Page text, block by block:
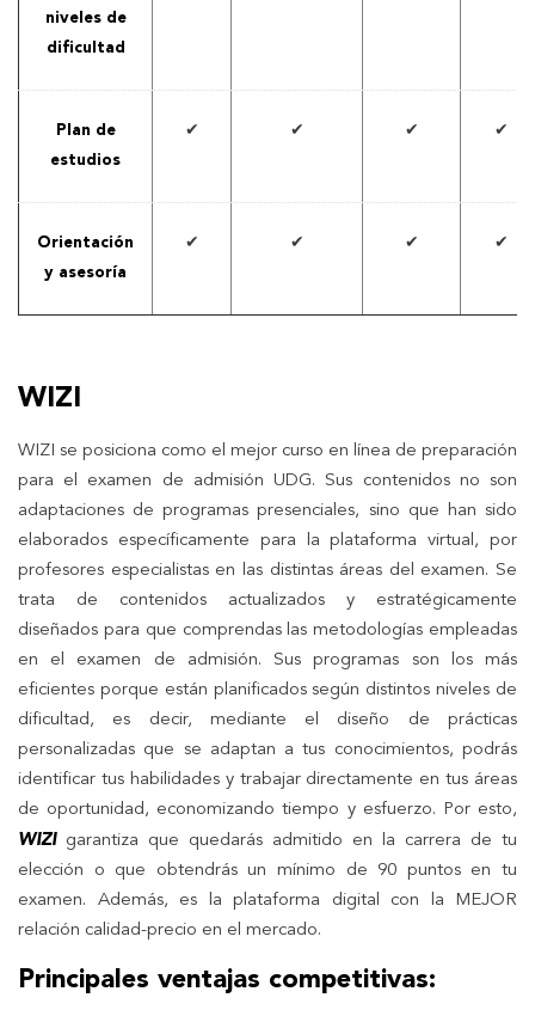
niveles de
dificultad
Plan de
estudios
✔ ✔ ✔ ✔
Orientación
y asesoría
✔ ✔ ✔ ✔
WIZI
WIZI se posiciona como el mejor curso en línea de preparación
para el examen de admisión UDG. Sus contenidos no son
adaptaciones de programas presenciales, sino que han sido
elaborados específicamente para la plataforma virtual, por
profesores especialistas en las distintas áreas del examen. Se
trata de contenidos actualizados y estratégicamente
diseñados para que comprendas las metodologías empleadas
en el examen de admisión. Sus programas son los más
eficientes porque están planificados según distintos niveles de
dificultad, es decir, mediante el diseño de prácticas
personalizadas que se adaptan a tus conocimientos, podrás
identificar tus habilidades y trabajar directamente en tus áreas
de oportunidad, economizando tiempo y esfuerzo. Por esto,
WIZI garantiza que quedarás admitido en la carrera de tu
elección o que obtendrás un mínimo de 90 puntos en tu
examen. Además, es la plataforma digital con la MEJOR
relación calidad-precio en el mercado.
Principales ventajas competitivas: